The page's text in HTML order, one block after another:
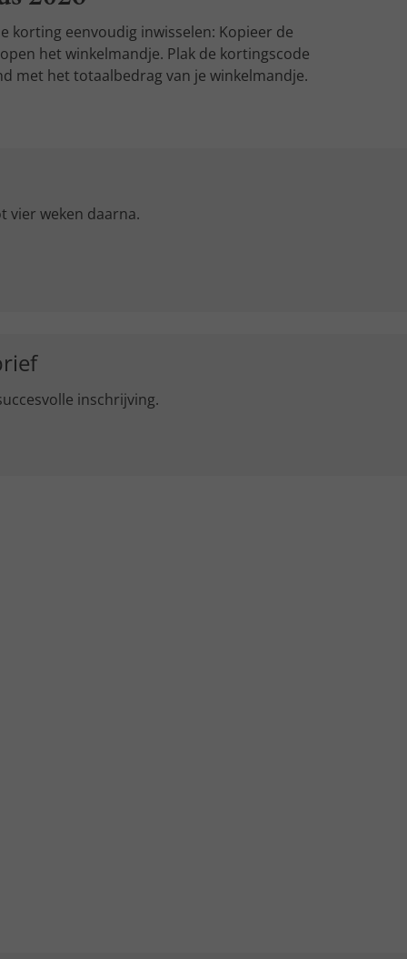
korting eenvoudig inwisselen: Kopieer de
het winkelmandje. Plak de kortingscode
met het totaalbedrag van je winkelmandje.
vier weken daarna.
inschrijving.